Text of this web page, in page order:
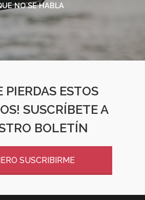
NO SE HABLA
PIERDAS ESTOS
SUSCRÍBETE A
BOLETÍN
SUSCRIBIRME